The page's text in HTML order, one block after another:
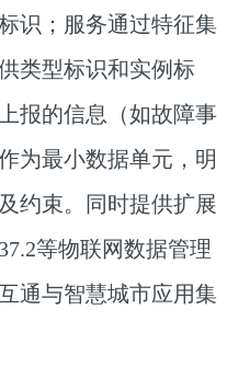
识；服务通过特征集
类型标识和实例标
报的信息（如故障事
为最小数据单元，明
约束。同时提供扩展
等物联网数据管理
通与智慧城市应用集